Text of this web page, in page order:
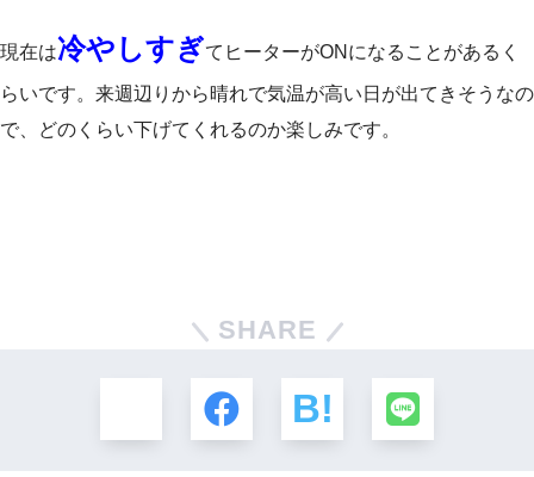
現在は冷やしすぎてヒーターがONになることがあるく
らいです。来週辺りから晴れで気温が高い日が出てきそうなの
で、どのくらい下げてくれるのか楽しみです。
SHARE